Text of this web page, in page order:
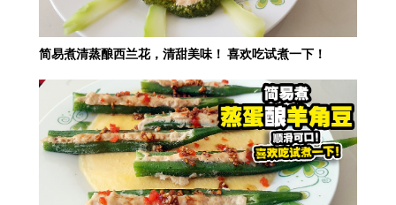
简易煮清蒸酿西兰花，清甜美味！ 喜欢吃试煮一下！